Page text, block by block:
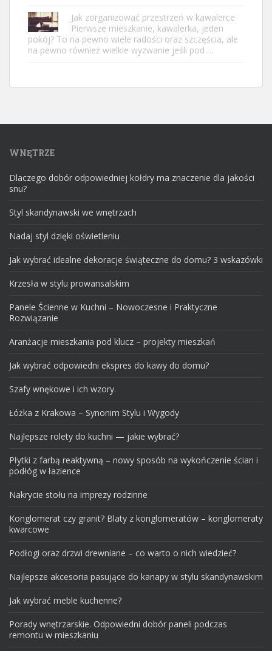
Jak zorganizować przestrzeń w kawalerce
Pierwsze mieszkanie, kawalerka, jeden
pokój? To na pewno wiele radości oraz szczęścia, ale
na pewno również wielkie wyzwanie jeśli pod …
WNĘTRZE
Dlaczego dobór odpowiedniej kołdry ma znaczenie dla jakości
snu?
Styl skandynawski we wnętrzach
Nadaj styl dzięki oświetleniu
Jak wybrać idealne dekoracje świąteczne do domu? 3 wskazówki
Krzesła w stylu prowansalskim
Panele Ścienne w Kuchni – Nowoczesne i Praktyczne
Rozwiązanie
Aranżacje mieszkania pod klucz – projekty mieszkań
Jak wybrać odpowiedni ekspres do kawy do domu?
Szafy wnękowe i ich wzory.
Łóżka z Krakowa – Synonim Stylu i Wygody
Najlepsze rolety do kuchni — jakie wybrać?
Płytki z farbą reaktywną – nowy sposób na wykończenie ścian i
podłóg w łazience
Nakrycie stołu na imprezy rodzinne
Konglomerat czy granit? Blaty z konglomeratów – konglomeraty
kwarcowe
Podłogi oraz drzwi drewniane – co warto o nich wiedzieć?
Najlepsze akcesoria pasujące do kanapy w stylu skandynawskim
Jak wybrać meble kuchenne?
Porady wnętrzarskie. Odpowiedni dobór paneli podczas
remontu w mieszkaniu